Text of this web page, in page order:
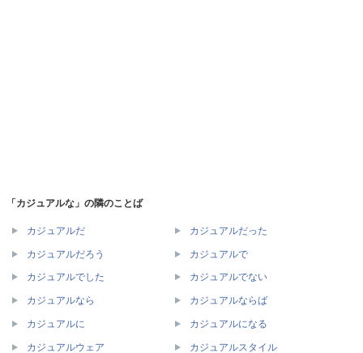
「カジュアルな」の隣のことば
カジュアルだ カジュアルだった
カジュアルだろう カジュアルで
カジュアルでした カジュアルでない
カジュアルなら カジュアルならば
カジュアルに カジュアルになる
カジュアルウェア カジュアルスタイル